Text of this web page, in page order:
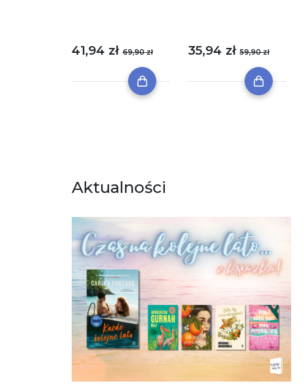
41,94 zł 69,90 zł 35,94 zł 59,90 zł
Aktualności